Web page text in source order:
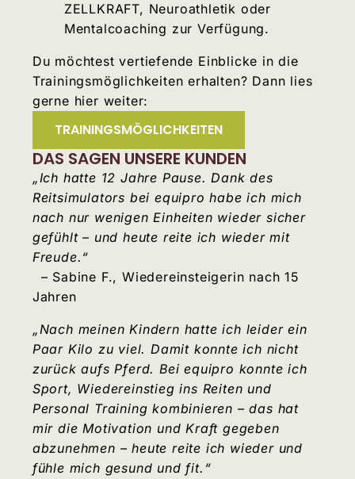
ZELLKRAFT, Neuroathletik oder
Mentalcoaching zur Verfügung.
Du möchtest vertiefende Einblicke in die
Trainingsmöglichkeiten erhalten? Dann lies
gerne hier weiter:
TRAININGSMÖGLICHKEITEN
DAS SAGEN UNSERE KUNDEN
„Ich hatte 12 Jahre Pause. Dank des
Reitsimulators bei equipro habe ich mich
nach nur wenigen Einheiten wieder sicher
gefühlt – und heute reite ich wieder mit
Freude.“
– Sabine F., Wiedereinsteigerin nach 15
Jahren
„Nach meinen Kindern hatte ich leider ein
Paar Kilo zu viel. Damit konnte ich nicht
zurück aufs Pferd. Bei equipro konnte ich
Sport, Wiedereinstieg ins Reiten und
Personal Training kombinieren – das hat
mir die Motivation und Kraft gegeben
abzunehmen – heute reite ich wieder und
fühle mich gesund und fit.“